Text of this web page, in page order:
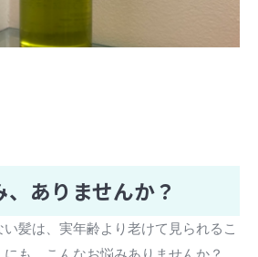
ありませんか？
髪は、実年齢より老けて見られるこ